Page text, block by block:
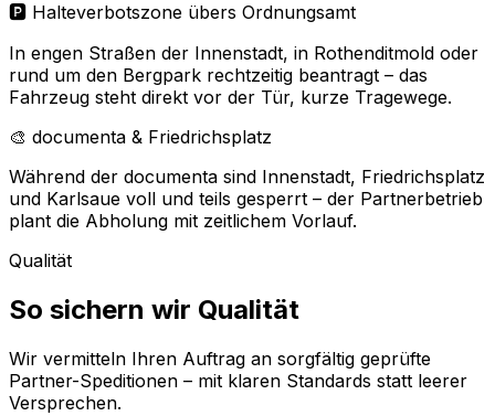
🅿️ Halteverbotszone übers Ordnungsamt
In engen Straßen der Innenstadt, in Rothenditmold oder
rund um den Bergpark rechtzeitig beantragt – das
Fahrzeug steht direkt vor der Tür, kurze Tragewege.
🎨 documenta & Friedrichsplatz
Während der documenta sind Innenstadt, Friedrichsplatz
und Karlsaue voll und teils gesperrt – der Partnerbetrieb
plant die Abholung mit zeitlichem Vorlauf.
Qualität
So sichern wir Qualität
Wir vermitteln Ihren Auftrag an sorgfältig geprüfte
Partner-Speditionen – mit klaren Standards statt leerer
Versprechen.